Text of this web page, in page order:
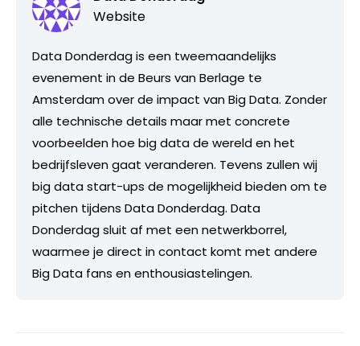
Website
Data Donderdag is een tweemaandelijks
evenement in de Beurs van Berlage te
Amsterdam over de impact van Big Data. Zonder
alle technische details maar met concrete
voorbeelden hoe big data de wereld en het
bedrijfsleven gaat veranderen. Tevens zullen wij
big data start-ups de mogelijkheid bieden om te
pitchen tijdens Data Donderdag. Data
Donderdag sluit af met een netwerkborrel,
waarmee je direct in contact komt met andere
Big Data fans en enthousiastelingen.